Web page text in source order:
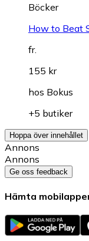
Böcker
How to Beat
fr.
155 kr
hos Bokus
+5 butiker
Hoppa över innehållet
Annons
Annons
Ge oss feedback
Hämta